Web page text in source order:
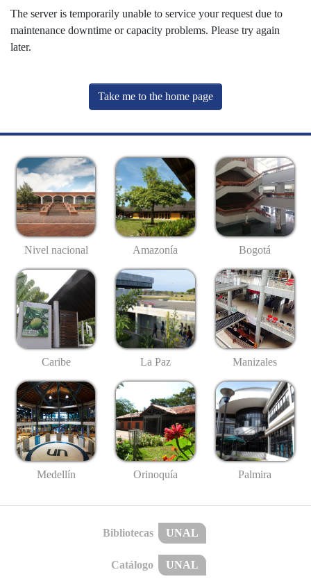
The server is temporarily unable to service your request due to
maintenance downtime or capacity problems. Please try again
later.
Take me to the home page
Nivel nacional Amazonía Bogotá
Caribe La Paz Manizales
Medellín Orinoquía Palmira
Bibliotecas UNAL
Catálogo UNAL